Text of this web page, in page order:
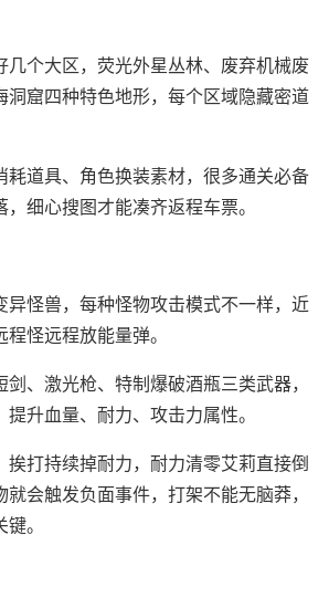
几个大区，荧光外星丛林、废弃机械废
洞窟四种特色地形，每个区域隐藏密道
耗道具、角色换装素材，很多通关必备
细心搜图才能凑齐返程车票。
异怪兽，每种怪物攻击模式不一样，近
怪远程放能量弹。
、激光枪、特制爆破酒瓶三类武器，
升血量、耐力、攻击力属性。
挨打持续掉耐力，耐力清零艾莉直接倒
会触发负面事件，打架不能无脑莽，
。